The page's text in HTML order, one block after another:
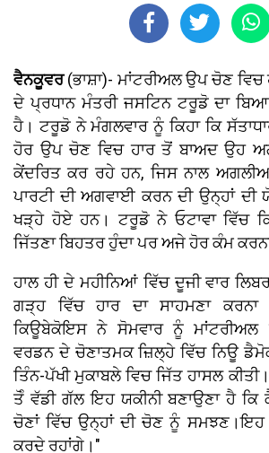
ਵੈਨਕੂਵਰ(ਭਾਸ਼ਾ)- ਮਾਂਟਰੀਅਲ ਉਪ ਚੋਣ ਵਿਚ
ਦੇ ਪ੍ਰਧਾਨ ਮੰਤਰੀ ਜਸਟਿਨ ਟਰੂਡੋ ਦਾ
ਹੈ। ਟਰੂਡੋ ਨੇ ਮੰਗਲਵਾਰ ਨੂੰ ਕਿਹਾ ਕਿ
ਹੋਰ ਉਪ ਚੋਣ ਵਿਚ ਹਾਰ ਤੋਂ ਬਾਅਦ ਉਹ
ਕੇਂਦਰਿਤ ਕਰ ਰਹੇ ਹਨ, ਜਿਸ ਨਾਲ
ਪਾਰਟੀ ਦੀ ਅਗਵਾਈ ਕਰਨ ਦੀ ਉਨ੍ਹਾਂ ਦੀ
ਖੜ੍ਹੇ ਹੋਏ ਹਨ। ਟਰੂਡੋ ਨੇ ਓਟਾਵਾ ਵਿੱਚ
ਜਿੱਤਣਾ ਬਿਹਤਰ ਹੁੰਦਾ ਪਰ ਅਜੇ ਹੋਰ ਕੰਮ
ਹਾਲ ਹੀ ਦੇ ਮਹੀਨਿਆਂ ਵਿੱਚ ਦੂਜੀ ਵਾਰ
ਗੜ੍ਹ ਵਿੱਚ ਹਾਰ ਦਾ ਸਾਹਮਣਾ
ਕਿਊਬੇਕੋਇਸ ਨੇ ਸੋਮਵਾਰ ਨੂੰ ਮਾਂਟਰੀਅਲ
ਵਰਡਨ ਦੇ ਚੋਣਾਤਮਕ ਜ਼ਿਲ੍ਹੇ ਵਿੱਚ ਨਿਊ
ਤਿੰਨ-ਪੱਖੀ ਮੁਕਾਬਲੇ ਵਿਚ ਜਿੱਤ ਹਾਸਲ
ਤੋੰ ਵੱਡੀ ਗੱਲ ਇਹ ਯਕੀਨੀ ਬਣਾਉਣਾ ਹੈ
ਚੋਣਾਂ ਵਿੱਚ ਉਨ੍ਹਾਂ ਦੀ ਚੋਣ ਨੂੰ
ਕਰਦੇ ਰਹਾਂਗੇ।"